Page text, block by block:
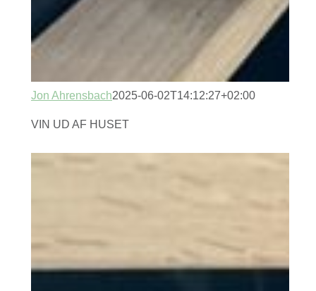
Jon Ahrensbach2025-06-02T14:12:27+02:00
VIN UD AF HUSET